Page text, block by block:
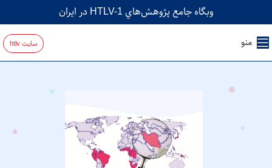
وبگاه جامع پژوهش‌هاي HTLV-1 در ايران
منو سایت htlv